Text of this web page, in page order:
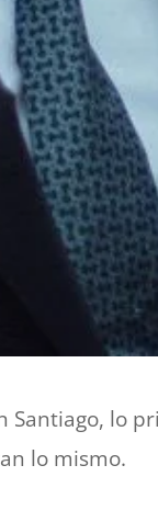
Santiago, lo
lo mismo.